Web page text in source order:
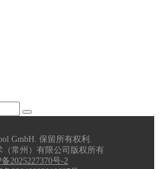
GmbH. 保留所有权利.
（常州）有限公司版权所有
2025227370号-2